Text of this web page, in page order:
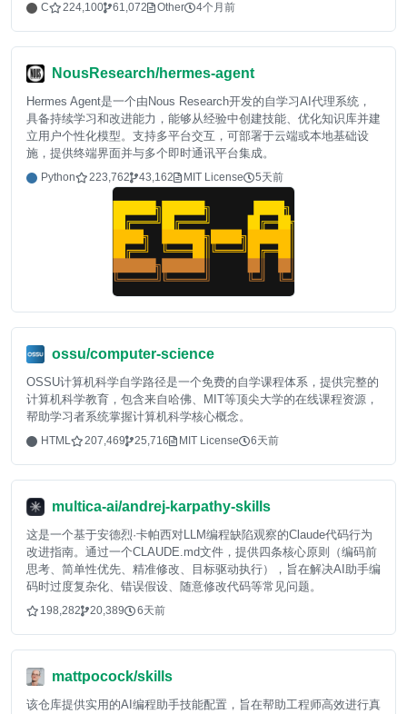
C 224,100 61,072 Other 4个月前
NousResearch/hermes-agent
Hermes Agent是一个由Nous Research开发的自学习AI代理系统，
具备持续学习和改进能力，能够从经验中创建技能、优化知识库并建
立用户个性化模型。支持多平台交互，可部署于云端或本地基础设
施，提供终端界面并与多个即时通讯平台集成。
Python 223,762 43,162 MIT License 5天前
ossu/computer-science
OSSU计算机科学自学路径是一个免费的自学课程体系，提供完整的
计算机科学教育，包含来自哈佛、MIT等顶尖大学的在线课程资源，
帮助学习者系统掌握计算机科学核心概念。
HTML 207,469 25,716 MIT License 6天前
multica-ai/andrej-karpathy-skills
这是一个基于安德烈·卡帕西对LLM编程缺陷观察的Claude代码行为
改进指南。通过一个CLAUDE.md文件，提供四条核心原则（编码前
思考、简单性优先、精准修改、目标驱动执行），旨在解决AI助手编
码时过度复杂化、错误假设、随意修改代码等常见问题。
198,282 20,389 6天前
mattpocock/skills
该仓库提供实用的AI编程助手技能配置，旨在帮助工程师高效进行真